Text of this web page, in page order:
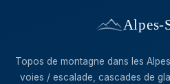
Alpes-
Topos de montagne dans les
voies / escalade, cascades de